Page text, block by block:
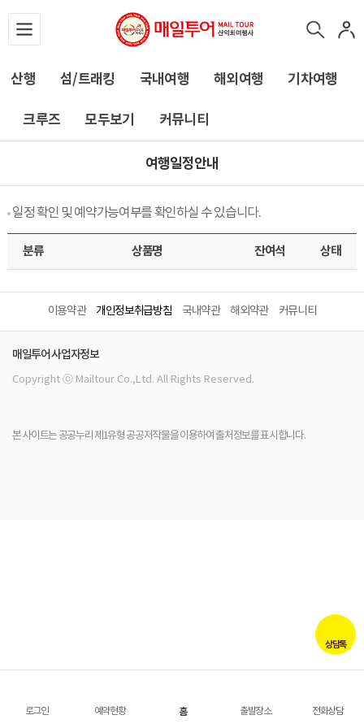
산행 섬/트래킹 국내여행 해외여행 기차여행
크루즈 모두보기 커뮤니티
여행일정안내
일정 확인 및 예약가능여부를 확인하실 수 있습니다.
분류 상품명 잔여석 상태
이용약관 개인정보취급방침 국내약관 해외약관 커뮤니티
매일투어 사업자정보
Copyright ⓒ Mailtour Co.,Ltd. All Rights Reserved.
본 사이트는 공공누리 제1유형 공공저작물을 이용하여 출처정보를 표시합니다.
상담톡
로그인 예약현황 홈 출발장소 전화상담